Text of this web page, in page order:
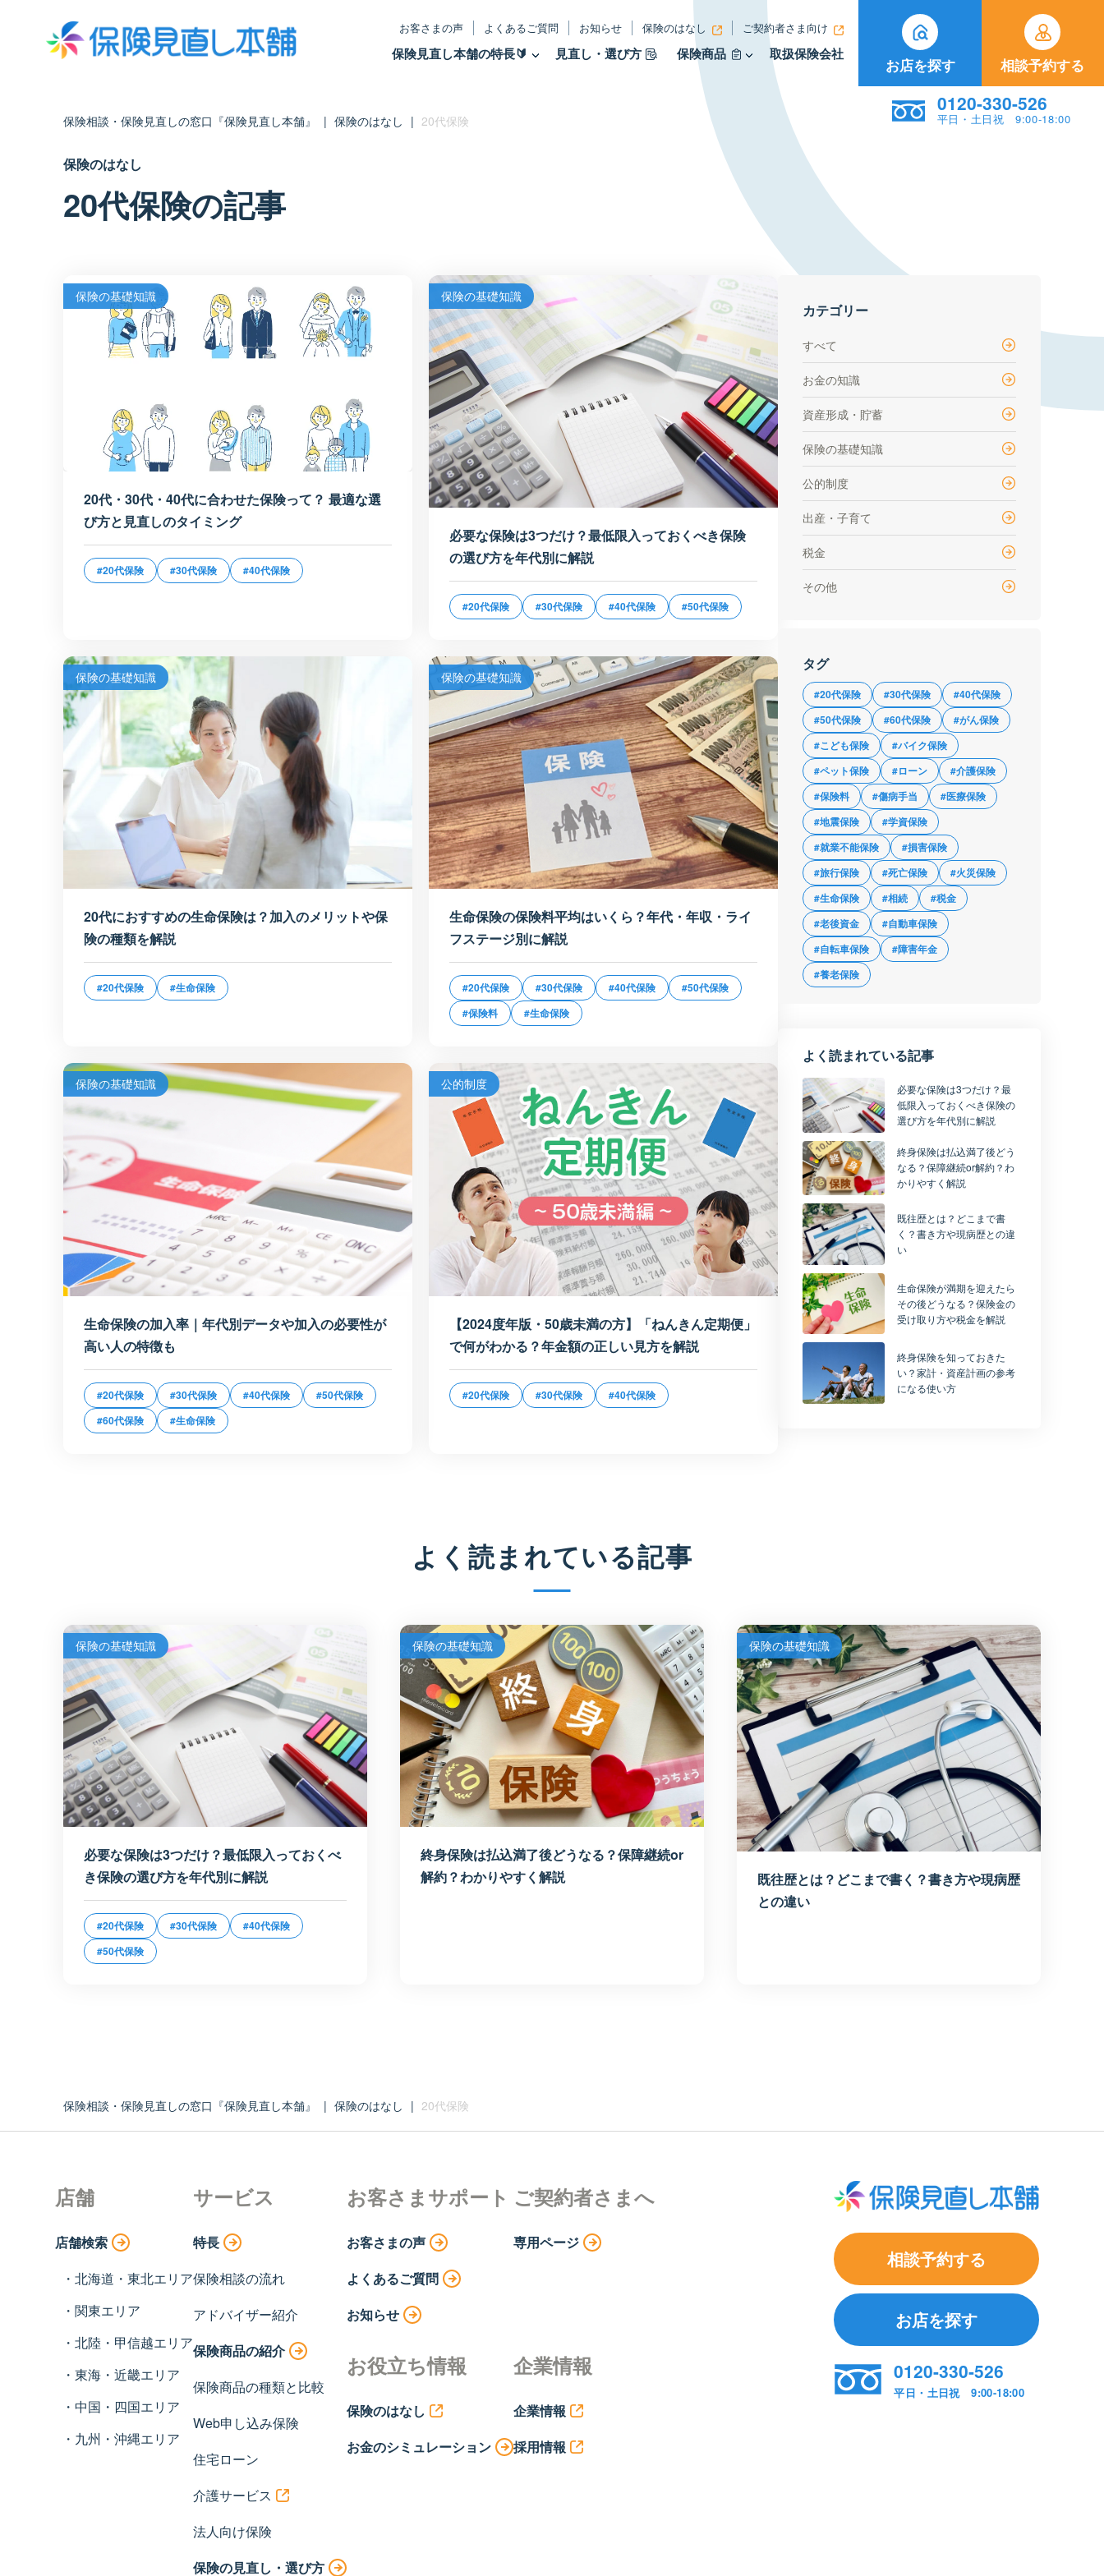
お客さまの声 よくあるご質問 お知らせ 保険のはなし ご契約者さま向け
保険見直し本舗の特長🔰 見直し・選び方 保険商品 取扱保険会社
お店を探す 相談予約する
0120-330-526
平日・土日祝 9:00-18:00
保険相談・保険見直しの窓口『保険見直し本舗』 | 保険のはなし | 20代保険
保険のはなし
20代保険の記事
保険の基礎知識
20代・30代・40代に合わせた保険って？ 最適な選
び方と見直しのタイミング
#20代保険 #30代保険 #40代保険
保険の基礎知識
必要な保険は3つだけ？最低限入っておくべき保険
の選び方を年代別に解説
#20代保険 #30代保険 #40代保険 #50代保険
保険の基礎知識
20代におすすめの生命保険は？加入のメリットや保
険の種類を解説
#20代保険 #生命保険
保険の基礎知識
生命保険の保険料平均はいくら？年代・年収・ライ
フステージ別に解説
#20代保険 #30代保険 #40代保険
#50代保険
#保険料
#生命保険
保険の基礎知識
生命保険の加入率｜年代別データや加入の必要性が
高い人の特徴も
#20代保険 #30代保険 #40代保険
#50代保険
#60代保険
#生命保険
公的制度
【2024度年版・50歳未満の方】「ねんきん定期便」
で何がわかる？年金額の正しい見方を解説
#20代保険 #30代保険 #40代保険
カテゴリー
すべて
お金の知識
資産形成・貯蓄
保険の基礎知識
公的制度
出産・子育て
税金
その他
タグ
#20代保険 #30代保険
#40代保険
#50代保険
#60代保険
#がん保険
#こども保険
#バイク保険
#ペット保険
#ローン
#介護保険
#保険料
#傷病手当
#医療保険
#地震保険
#学資保険
#就業不能保険
#損害保険
#旅行保険
#死亡保険
#火災保険
#生命保険
#相続
#税金
#老後資金
#自動車保険
#自転車保険
#障害年金
#養老保険
よく読まれている記事
必要な保険は3つだけ？最
低限入っておくべき保険の
選び方を年代別に解説
終身保険は払込満了後どう
なる？保障継続or解約？わ
かりやすく解説
既往歴とは？どこまで書
く？書き方や現病歴との違
い
生命保険が満期を迎えたら
その後どうなる？保険金の
受け取り方や税金を解説
終身保険を知っておきた
い？家計・資産計画の参考
になる使い方
よく読まれている記事
保険の基礎知識
必要な保険は3つだけ？最低限入っておくべ
き保険の選び方を年代別に解説
#20代保険 #30代保険
#40代保険
#50代保険
保険の基礎知識
終身保険は払込満了後どうなる？保障継続or
解約？わかりやすく解説
保険の基礎知識
既往歴とは？どこまで書く？書き方や現病歴
との違い
保険相談・保険見直しの窓口『保険見直し本舗』 | 保険のはなし | 20代保険
相談予約する
お店を探す
0120-330-526
平日・土日祝 9:00-18:00
店舗
店舗検索
北海道・東北エリア
関東エリア
北陸・甲信越エリア
東海・近畿エリア
中国・四国エリア
九州・沖縄エリア
サービス
特長
保険相談の流れ
アドバイザー紹介
保険商品の紹介
保険商品の種類と比較
Web申し込み保険
住宅ローン
介護サービス
法人向け保険
保険の見直し・選び方
お客さまサポート
お客さまの声
よくあるご質問
お知らせ
お役立ち情報
保険のはなし
お金のシミュレーション
ご契約者さまへ
専用ページ
企業情報
企業情報
採用情報